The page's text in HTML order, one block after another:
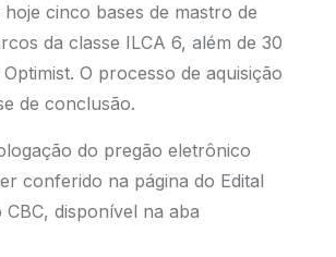
cinco bases de mastro de
da classe ILCA 6, além de 30
O processo de aquisição
de conclusão.
do pregão eletrônico
conferido na página do Edital
CBC, disponível na aba